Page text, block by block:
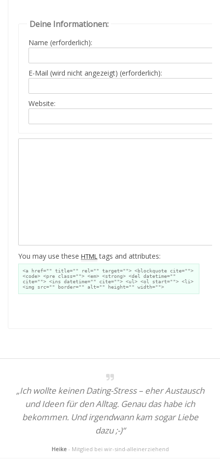
Deine Informationen:
Name (erforderlich):
E-Mail (wird nicht angezeigt) (erforderlich):
Website:
You may use these HTMLtags and attributes:
<a href="" title="" rel="" target=""> <blockquote cite="">
<code> <pre class=""> <em> <strong> <del datetime=""
cite=""> <ins datetime="" cite=""> <ul> <ol start=""> <li>
<img src="" border="" alt="" height="" width="">
„Ich wollte keinen Dating-Stress – eher Austausch
und Ideen für den Alltag. Genau das habe ich
bekommen. Und irgendwann kam sogar Liebe
dazu ;-)“
Heike - Mitglied bei wir-sind-alleinerziehend